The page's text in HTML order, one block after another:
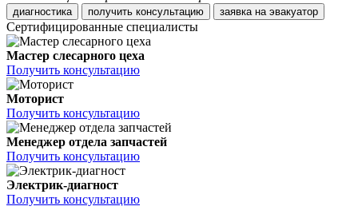
диагностика получить консультацию заявка на эвакуатор
Сертифицированные специалисты
Мастер слесарного цеха
Получить консультацию
Моторист
Получить консультацию
Менеджер отдела запчастей
Получить консультацию
Электрик-диагност
Получить консультацию